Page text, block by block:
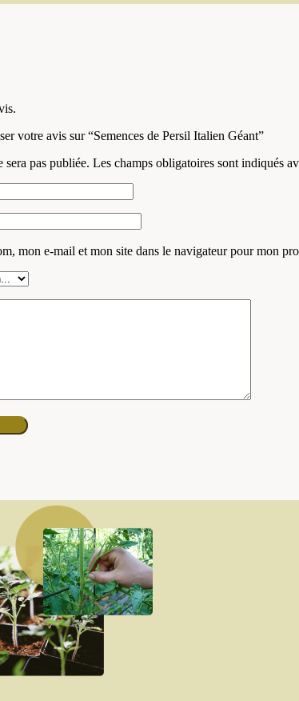
votre avis sur “Semences de Persil Italien Géant”
sera pas publiée. Les champs obligatoires sont indiqués
mon e-mail et mon site dans le navigateur pour mon